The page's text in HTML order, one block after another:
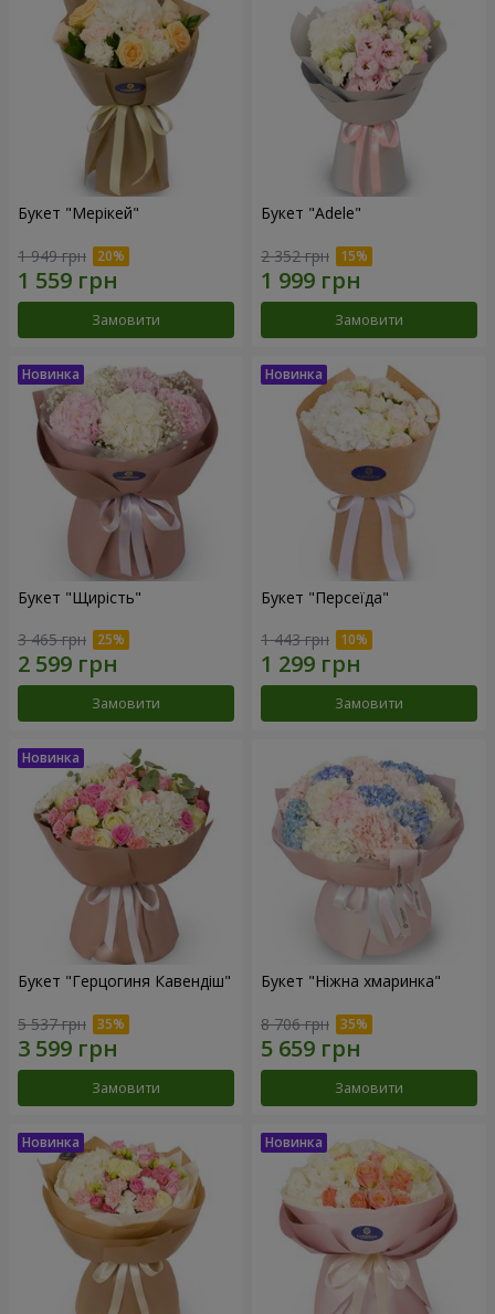
Букет "Мерікей"
1 949 грн
Замовити
Букет "Adele"
2 352 грн
Замовити
Букет "Щирість"
3 465 грн
Замовити
Букет "Персеїда"
1 443 грн
Замовити
Букет "Герцогиня Кавендіш"
5 537 грн
Замовити
Букет "Ніжна хмаринка"
8 706 грн
Замовити